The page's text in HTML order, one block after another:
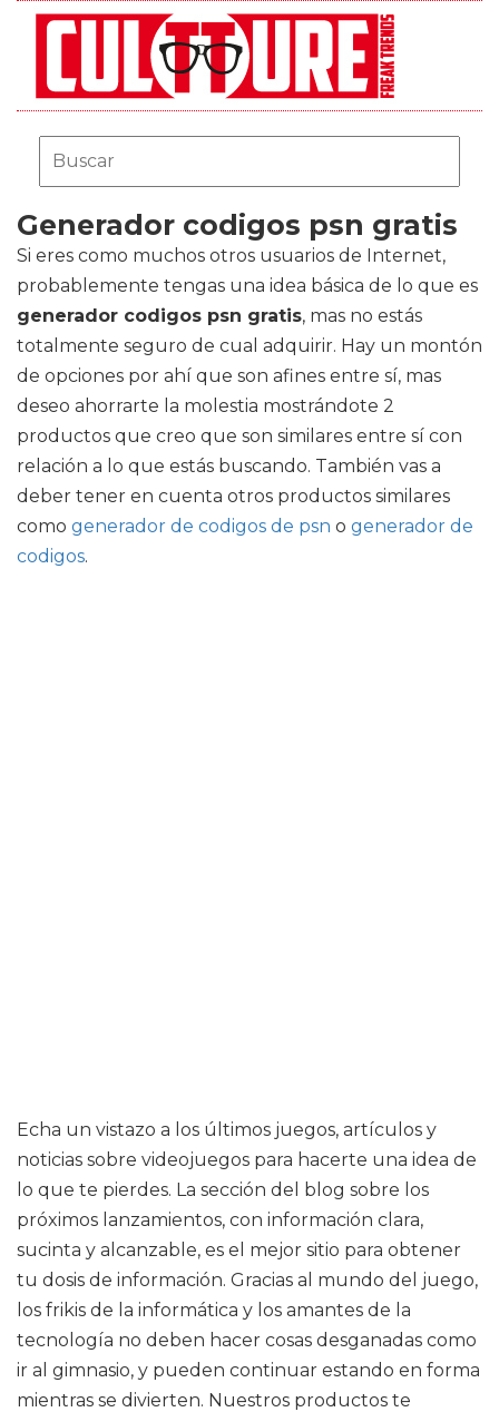
Generador codigos psn gratis
Si eres como muchos otros usuarios de Internet,
probablemente tengas una idea básica de lo que es
generador codigos psn gratis, mas no estás
totalmente seguro de cual adquirir. Hay un montón
de opciones por ahí que son afines entre sí, mas
deseo ahorrarte la molestia mostrándote 2
productos que creo que son similares entre sí con
relación a lo que estás buscando. También vas a
deber tener en cuenta otros productos similares
como generador de codigos de psn o generador de
codigos.
Echa un vistazo a los últimos juegos, artículos y
noticias sobre videojuegos para hacerte una idea de
lo que te pierdes. La sección del blog sobre los
próximos lanzamientos, con información clara,
sucinta y alcanzable, es el mejor sitio para obtener
tu dosis de información. Gracias al mundo del juego,
los frikis de la informática y los amantes de la
tecnología no deben hacer cosas desganadas como
ir al gimnasio, y pueden continuar estando en forma
mientras se divierten. Nuestros productos te